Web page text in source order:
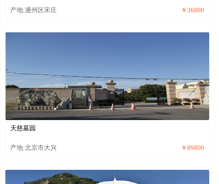
产地:通州区宋庄 ￥36800
天慈墓园
产地:北京市大兴 ￥89800